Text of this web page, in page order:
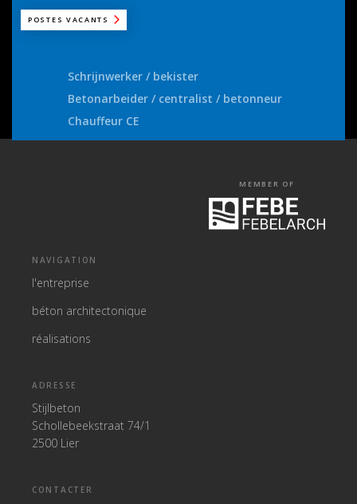
POSTES VACANTS
Schrijnwerker / bekister
Betonarbeider / centralist / betonneur
Chauffeur CE
MEMBER OF
NAVIGATION
l'entreprise
béton architectonique
réalisations
CONTACTER
ADRESSE
Stijlbeton
Schollebeekstraat 74/1
2500 Lier